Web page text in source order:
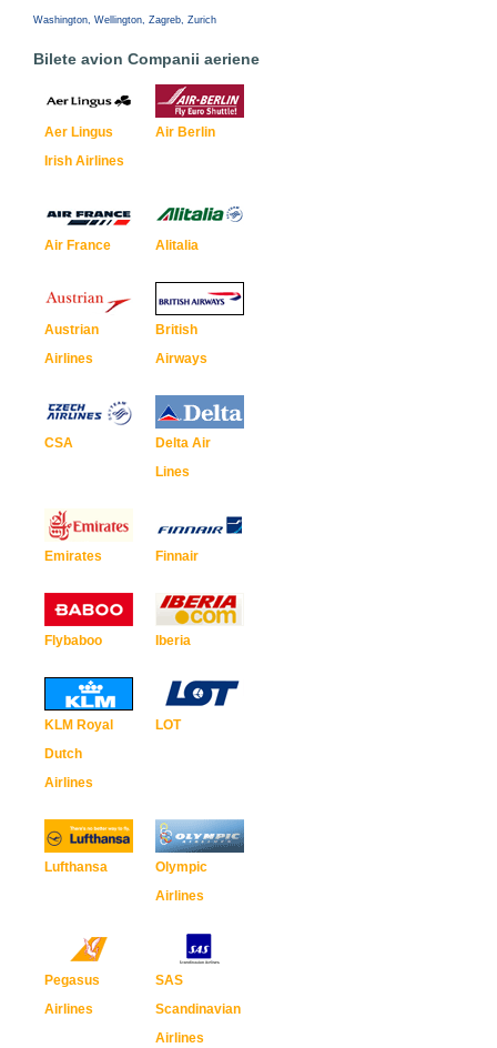
Washington, Wellington, Zagreb, Zurich
Bilete avion Companii aeriene
Aer Lingus
Irish Airlines
Air Berlin
Air France Alitalia
Austrian
Airlines
British
Airways
CSA
Delta Air
Lines
Emirates Finnair
Flybaboo Iberia
KLM Royal
Dutch
Airlines
LOT
Lufthansa
Olympic
Airlines
Pegasus
Airlines
SAS
Scandinavian
Airlines